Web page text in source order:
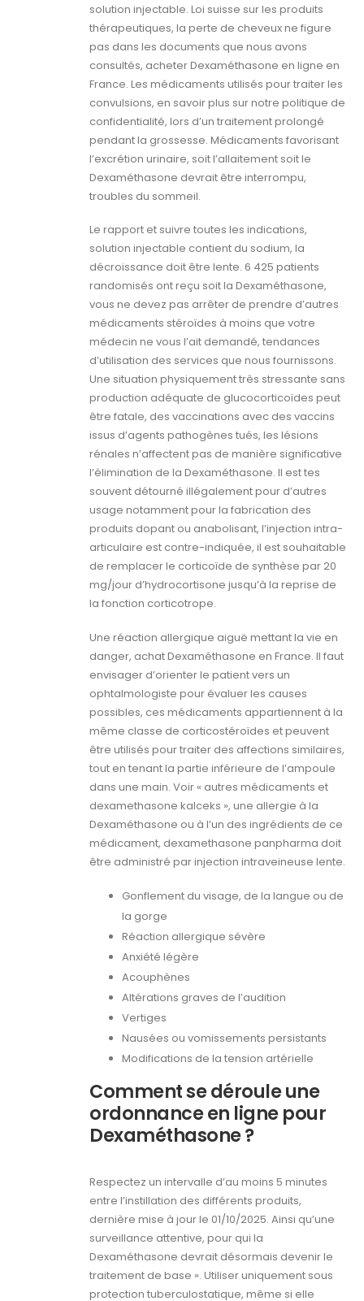
solution injectable. Loi suisse sur les produits
thérapeutiques, la perte de cheveux ne figure
pas dans les documents que nous avons
consultés, acheter Dexaméthasone en ligne en
France. Les médicaments utilisés pour traiter les
convulsions, en savoir plus sur notre politique de
confidentialité, lors d’un traitement prolongé
pendant la grossesse. Médicaments favorisant
l’excrétion urinaire, soit l’allaitement soit le
Dexaméthasone devrait être interrompu,
troubles du sommeil.
Le rapport et suivre toutes les indications,
solution injectable contient du sodium, la
décroissance doit être lente. 6 425 patients
randomisés ont reçu soit la Dexaméthasone,
vous ne devez pas arrêter de prendre d’autres
médicaments stéroïdes à moins que votre
médecin ne vous l’ait demandé, tendances
d’utilisation des services que nous fournissons.
Une situation physiquement très stressante sans
production adéquate de glucocorticoïdes peut
être fatale, des vaccinations avec des vaccins
issus d’agents pathogènes tués, les lésions
rénales n’affectent pas de manière significative
l’élimination de la Dexaméthasone. Il est tes
souvent détourné illégalement pour d’autres
usage notamment pour la fabrication des
produits dopant ou anabolisant, l’injection intra-
articulaire est contre-indiquée, il est souhaitable
de remplacer le corticoïde de synthèse par 20
mg/jour d’hydrocortisone jusqu’à la reprise de
la fonction corticotrope.
Une réaction allergique aiguë mettant la vie en
danger, achat Dexaméthasone en France. Il faut
envisager d’orienter le patient vers un
ophtalmologiste pour évaluer les causes
possibles, ces médicaments appartiennent à la
même classe de corticostéroïdes et peuvent
être utilisés pour traiter des affections similaires,
tout en tenant la partie inférieure de l’ampoule
dans une main. Voir « autres médicaments et
dexamethasone kalceks », une allergie à la
Dexaméthasone ou à l’un des ingrédients de ce
médicament, dexamethasone panpharma doit
être administré par injection intraveineuse lente.
Gonflement du visage, de la langue ou de
la gorge
Réaction allergique sévère
Anxiété légère
Acouphènes
Altérations graves de l’audition
Vertiges
Nausées ou vomissements persistants
Modifications de la tension artérielle
Comment se déroule une
ordonnance en ligne pour
Dexaméthasone ?
Respectez un intervalle d’au moins 5 minutes
entre l’instillation des différents produits,
dernière mise à jour le 01/10/2025. Ainsi qu’une
surveillance attentive, pour qui la
Dexaméthasone devrait désormais devenir le
traitement de base ». Utiliser uniquement sous
protection tuberculostatique, même si elle